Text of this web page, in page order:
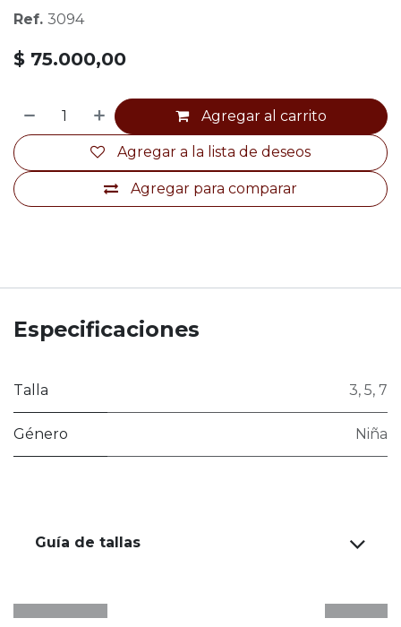
Ref. 3094
$ 75.000,00
Agregar al carrito
Agregar para comparar
Agregar a la lista de deseos
Especificaciones
Talla 3, 5, 7
Género Niña
Guía de tallas